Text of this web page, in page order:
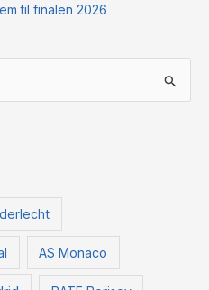
til finalen 2026
AS Monaco